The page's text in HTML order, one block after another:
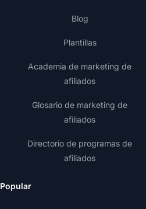
Blog
Plantillas
Academia de marketing de
afiliados
Glosario de marketing de
afiliados
Directorio de programas de
afiliados
Popular